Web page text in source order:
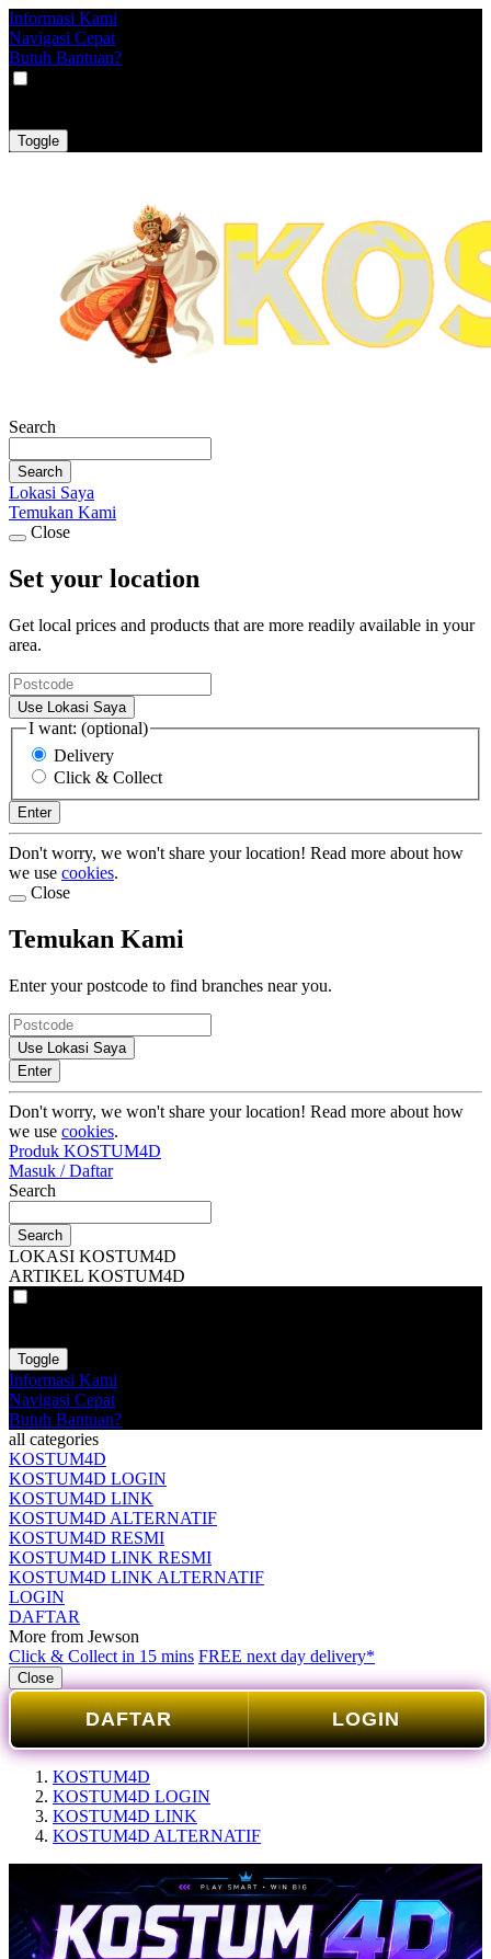
Informasi Kami
Navigasi Cepat
Butuh Bantuan?
Toggle
Search
Search
Lokasi Saya
Temukan Kami
Close
Set your location
Get local prices and products that are more readily available in your
area.
Use Lokasi Saya
I want: (optional)
Delivery
Click & Collect
Enter
Don't worry, we won't share your location! Read more about how
we use cookies.
Close
Temukan Kami
Enter your postcode to find branches near you.
Use Lokasi Saya
Enter
Don't worry, we won't share your location! Read more about how
we use cookies.
Produk KOSTUM4D
Masuk / Daftar
Search
Search
LOKASI KOSTUM4D
ARTIKEL KOSTUM4D
Toggle
Informasi Kami
Navigasi Cepat
Butuh Bantuan?
all categories
KOSTUM4D
KOSTUM4D LOGIN
KOSTUM4D LINK
KOSTUM4D ALTERNATIF
KOSTUM4D RESMI
KOSTUM4D LINK RESMI
KOSTUM4D LINK ALTERNATIF
LOGIN
DAFTAR
More from Jewson
Click & Collect in 15 mins FREE next day delivery*
Close
DAFTAR LOGIN
KOSTUM4D
KOSTUM4D LOGIN
KOSTUM4D LINK
KOSTUM4D ALTERNATIF